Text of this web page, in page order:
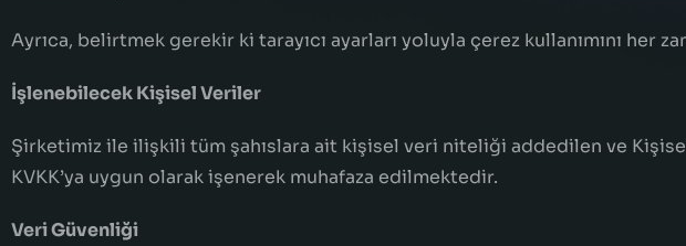
Ayrıca, belirtmek gerekir ki tarayıcı ayarları yoluyla çerez kullanımını her
İşlenebilecek Kişisel Veriler
Şirketimiz ile ilişkili tüm şahıslara ait kişisel veri niteliği addedilen ve
KVKK’ya uygun olarak işenerek muhafaza edilmektedir.
Veri Güvenliği